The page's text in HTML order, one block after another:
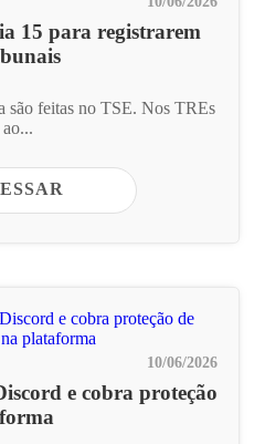
15 para registrarem
são feitas no TSE. Nos TREs
10/06/2026
e cobra proteção